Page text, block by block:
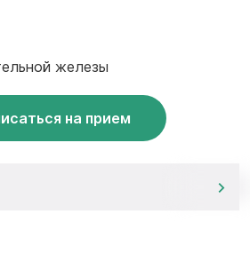
железы
на прием